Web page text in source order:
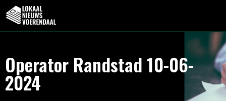
Operator Randstad 10-06-
2024